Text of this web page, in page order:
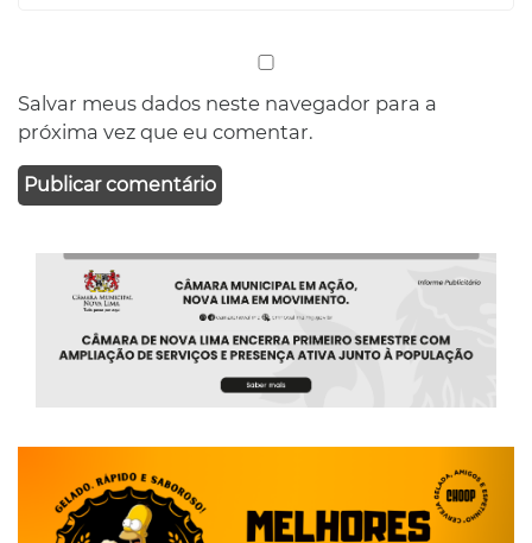
Salvar meus dados neste navegador para a
próxima vez que eu comentar.